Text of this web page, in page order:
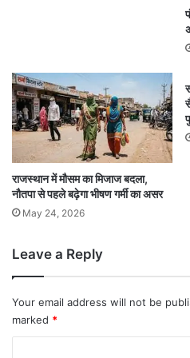
राजस्थान में मौसम का मिजाज बदला,
नौतपा से पहले बढ़ेगा भीषण गर्मी का असर
May 24, 2026
Leave a Reply
Your email address will not be
marked *